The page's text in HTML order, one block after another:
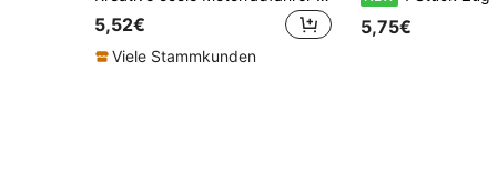
5,52€
Viele Stammkunden
5,75€